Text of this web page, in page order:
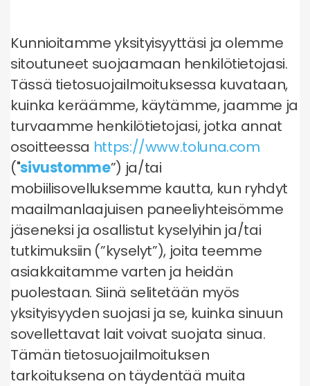
Kunnioitamme yksityisyyttäsi ja olemme
sitoutuneet suojaamaan henkilötietojasi.
Tässä tietosuojailmoituksessa kuvataan,
kuinka keräämme, käytämme, jaamme ja
turvaamme henkilötietojasi, jotka annat
osoitteessa https://www.toluna.com
("sivustomme”) ja/tai
mobiilisovelluksemme kautta, kun ryhdyt
maailmanlaajuisen paneeliyhteisömme
jäseneksi ja osallistut kyselyihin ja/tai
tutkimuksiin (”kyselyt”), joita teemme
asiakkaitamme varten ja heidän
puolestaan. Siinä selitetään myös
yksityisyyden suojasi ja se, kuinka sinuun
sovellettavat lait voivat suojata sinua.
Tämän tietosuojailmoituksen
tarkoituksena on täydentää muita